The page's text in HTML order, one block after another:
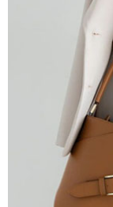
１．透過由恩沛科技
易，需依本服務之必
權轉讓予恩沛科技股
２．關於個人資料處
https://aftee.tw/terms/
３．未成年的使用者
「AFTEE先享後付
４．使用「AFTEE先
時審查核予不同之上
請求用戶進行身份認證
５．嚴禁一人註冊多
恩沛科技股份有限公
每筆NT$60，滿
每筆NT$60，滿
每筆NT$90，滿